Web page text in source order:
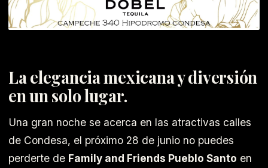
La elegancia mexicana y diversión
en un solo lugar.
Una gran noche se acerca en las atractivas calles
de Condesa, el próximo 28 de junio no puedes
perderte de Family and Friends Pueblo Santo en